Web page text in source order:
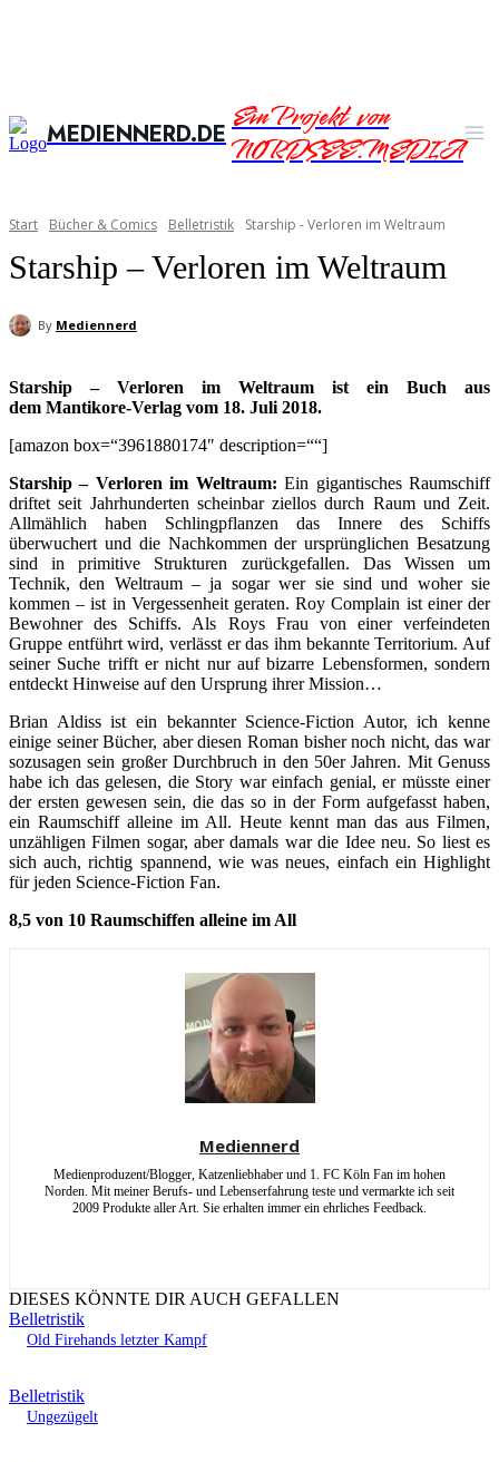
MEDIENNERD.DEEin Projekt von
NORDSEE.MEDIA
Start Bücher & Comics Belletristik Starship - Verloren im Weltraum
Starship – Verloren im Weltraum
By Mediennerd
Starship – Verloren im Weltraum ist ein Buch aus
dem Mantikore-Verlag vom 18. Juli 2018.
[amazon box=“3961880174″ description=““]
Starship – Verloren im Weltraum: Ein gigantisches Raumschiff
driftet seit Jahrhunderten scheinbar ziellos durch Raum und Zeit.
Allmählich haben Schlingpflanzen das Innere des Schiffs
überwuchert und die Nachkommen der ursprünglichen Besatzung
sind in primitive Strukturen zurückgefallen. Das Wissen um
Technik, den Weltraum – ja sogar wer sie sind und woher sie
kommen – ist in Vergessenheit geraten. Roy Complain ist einer der
Bewohner des Schiffs. Als Roys Frau von einer verfeindeten
Gruppe entführt wird, verlässt er das ihm bekannte Territorium. Auf
seiner Suche trifft er nicht nur auf bizarre Lebensformen, sondern
entdeckt Hinweise auf den Ursprung ihrer Mission…
Brian Aldiss ist ein bekannter Science-Fiction Autor, ich kenne
einige seiner Bücher, aber diesen Roman bisher noch nicht, das war
sozusagen sein großer Durchbruch in den 50er Jahren. Mit Genuss
habe ich das gelesen, die Story war einfach genial, er müsste einer
der ersten gewesen sein, die das so in der Form aufgefasst haben,
ein Raumschiff alleine im All. Heute kennt man das aus Filmen,
unzähligen Filmen sogar, aber damals war die Idee neu. So liest es
sich auch, richtig spannend, wie was neues, einfach ein Highlight
für jeden Science-Fiction Fan.
8,5 von 10 Raumschiffen alleine im All
Mediennerd
Medienproduzent/Blogger, Katzenliebhaber und 1. FC Köln Fan im hohen
Norden. Mit meiner Berufs- und Lebenserfahrung teste und vermarkte ich seit
2009 Produkte aller Art. Sie erhalten immer ein ehrliches Feedback.
DIESES KÖNNTE DIR AUCH GEFALLEN
Belletristik
Old Firehands letzter Kampf
Belletristik
Ungezügelt